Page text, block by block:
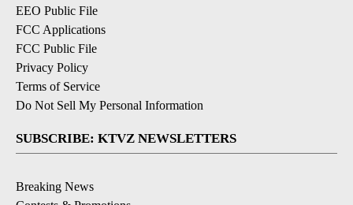
EEO Public File
FCC Applications
FCC Public File
Privacy Policy
Terms of Service
Do Not Sell My Personal Information
SUBSCRIBE: KTVZ NEWSLETTERS
Breaking News